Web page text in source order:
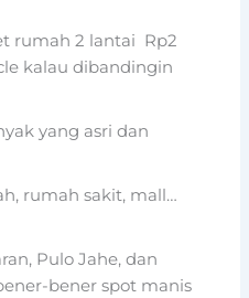
rumah 2 lantai Rp2
kalau dibandingin
yang asri dan
rumah sakit, mall…
Pulo Jahe, dan
bener spot manis